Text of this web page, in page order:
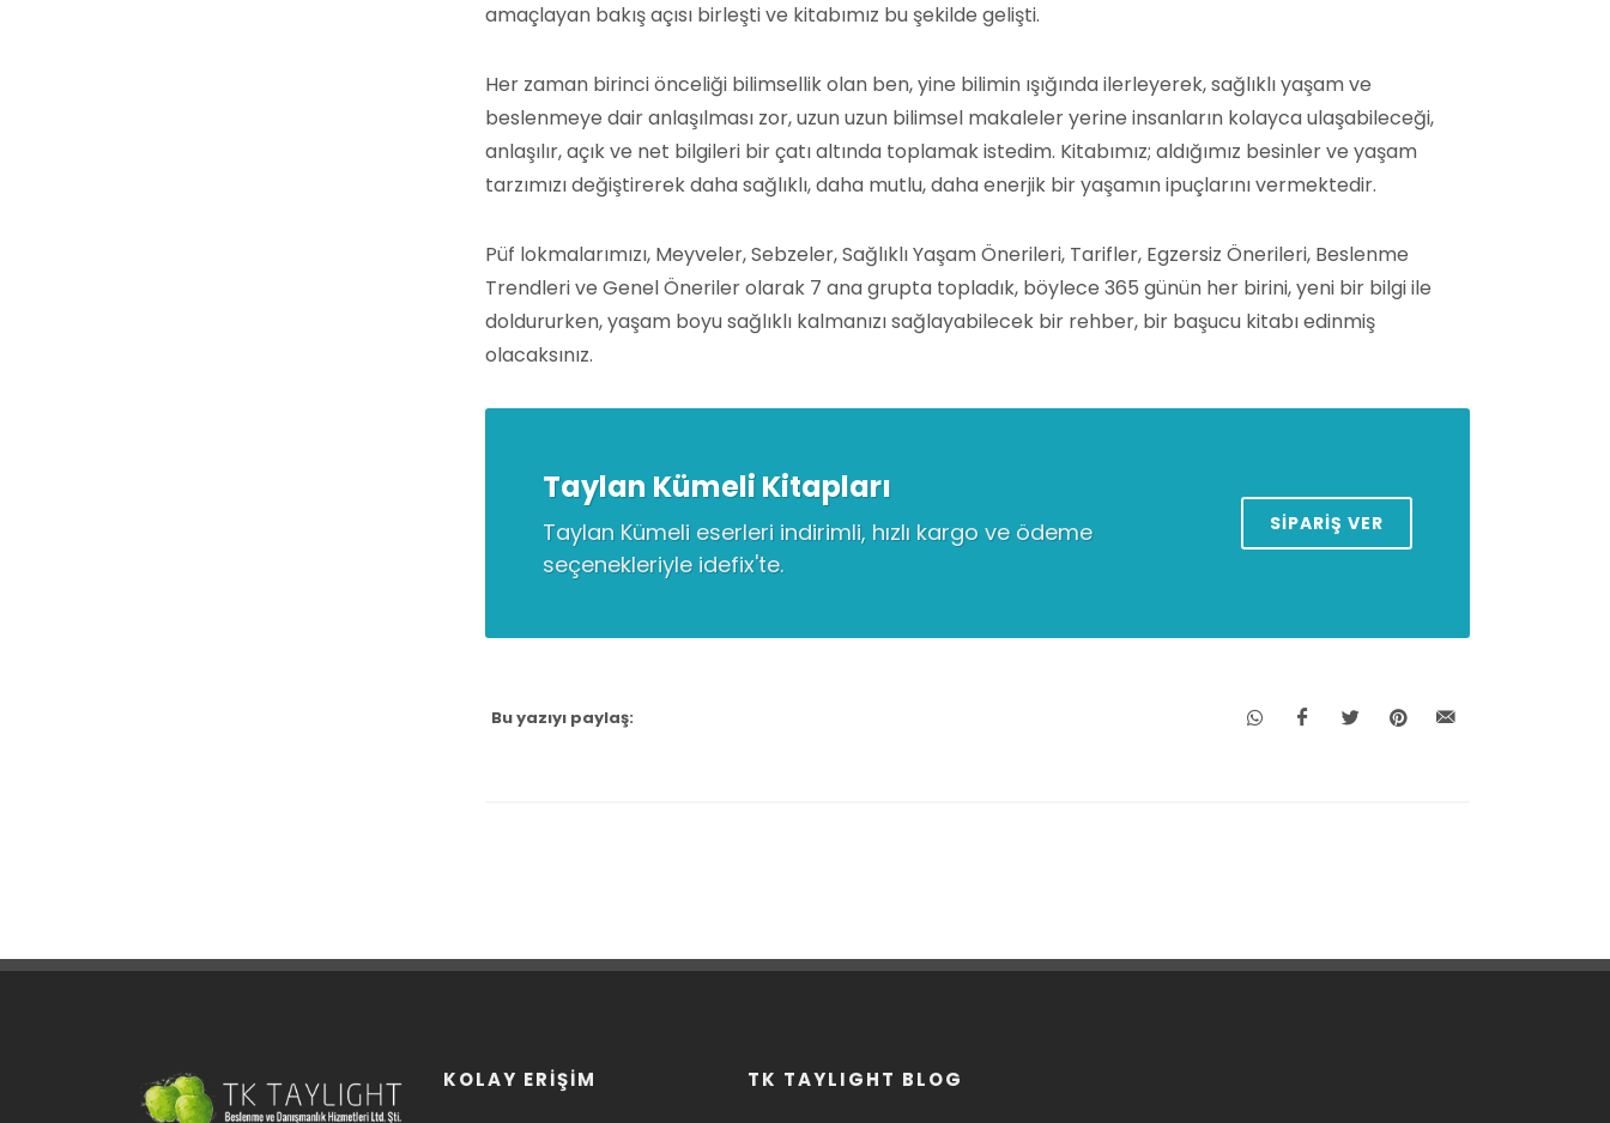
amaçlayan bakış açısı birleşti ve kitabımız bu şekilde gelişti.
Her zaman birinci önceliği bilimsellik olan ben, yine bilimin ışığında ilerleyerek, sağlıklı yaşam ve
beslenmeye dair anlaşılması zor, uzun uzun bilimsel makaleler yerine insanların kolayca ulaşabileceği,
anlaşılır, açık ve net bilgileri bir çatı altında toplamak istedim. Kitabımız; aldığımız besinler ve yaşam
tarzımızı değiştirerek daha sağlıklı, daha mutlu, daha enerjik bir yaşamın ipuçlarını vermektedir.
Püf lokmalarımızı, Meyveler, Sebzeler, Sağlıklı Yaşam Önerileri, Tarifler, Egzersiz Önerileri, Beslenme
Trendleri ve Genel Öneriler olarak 7 ana grupta topladık, böylece 365 günün her birini, yeni bir bilgi ile
doldururken, yaşam boyu sağlıklı kalmanızı sağlayabilecek bir rehber, bir başucu kitabı edinmiş
olacaksınız.
Taylan Kümeli Kitapları
Taylan Kümeli eserleri indirimli, hızlı kargo ve ödeme
seçenekleriyle idefix'te.
SIPARIŞ VER
Bu yazıyı paylaş:
KOLAY ERİŞİM TK TAYLIGHT BLOG